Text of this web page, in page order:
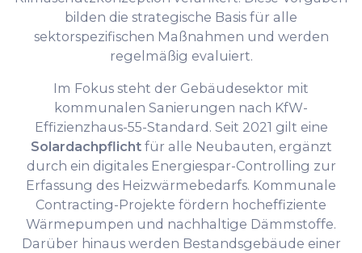
bilden die strategische Basis für alle
sektorspezifischen Maßnahmen und werden
regelmäßig evaluiert.
Im Fokus steht der Gebäudesektor mit
kommunalen Sanierungen nach KfW-
Effizienzhaus-55-Standard. Seit 2021 gilt eine
Solardachpflichtfür alle Neubauten, ergänzt
durch ein digitales Energiespar-Controlling zur
Erfassung des Heizwärmebedarfs. Kommunale
Contracting-Projekte fördern hocheffiziente
Wärmepumpen und nachhaltige Dämmstoffe.
Darüber hinaus werden Bestandsgebäude einer